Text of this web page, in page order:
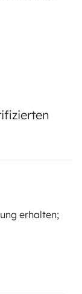
erhalten;